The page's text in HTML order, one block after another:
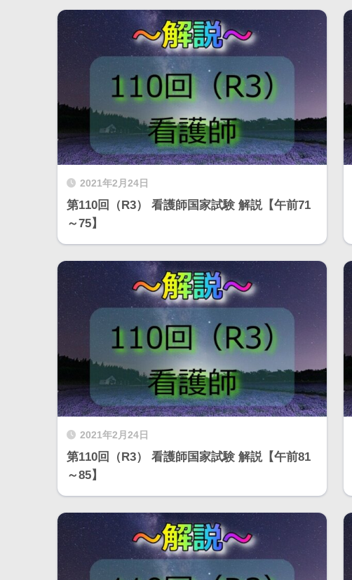
2021年2月24日
第110回（R3） 看護師国家試験 解説【午前71
～75】
2021年2月24日
第110回（R3） 看護師国家試験 解説【午前81
～85】